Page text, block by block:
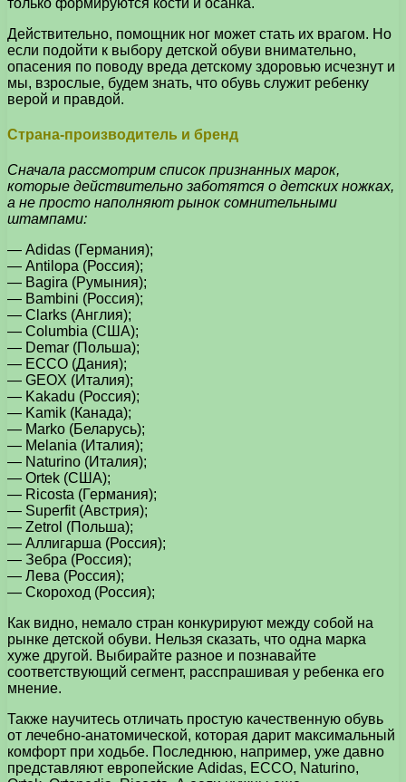
Действительно, помощник ног может стать их врагом. Но
если подойти к выбору детской обуви внимательно,
опасения по поводу вреда детскому здоровью исчезнут и
мы, взрослые, будем знать, что обувь служит ребенку
верой и правдой.
Страна-производитель и бренд
Сначала рассмотрим список признанных марок,
которые действительно заботятся о детских ножках,
а не просто наполняют рынок сомнительными
штампами:
— Adidas (Германия);
— Antilopa (Россия);
— Bagira (Румыния);
— Bambini (Россия);
— Clarks (Англия);
— Columbia (США);
— Demar (Польша);
— ECCO (Дания);
— GEOX (Италия);
— Kakadu (Россия);
— Kamik (Канада);
— Marko (Беларусь);
— Melania (Италия);
— Naturino (Италия);
— Ortek (США);
— Ricosta (Германия);
— Superfit (Австрия);
— Zetrol (Польша);
— Аллигарша (Россия);
— Зебра (Россия);
— Лева (Россия);
— Скороход (Россия);
Как видно, немало стран конкурируют между собой на
рынке детской обуви. Нельзя сказать, что одна марка
хуже другой. Выбирайте разное и познавайте
соответствующий сегмент, расспрашивая у ребенка его
мнение.
Также научитесь отличать простую качественную обувь
от лечебно-анатомической, которая дарит максимальный
комфорт при ходьбе. Последнюю, например, уже давно
представляют европейские Adidas, ECCO, Naturino,